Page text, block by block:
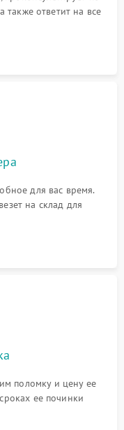
также ответит на все
для вас время.
на склад для
поломку и цену ее
ее починки